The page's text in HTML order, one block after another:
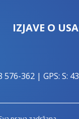
IZJAVE O
576-362 | GPS: S: